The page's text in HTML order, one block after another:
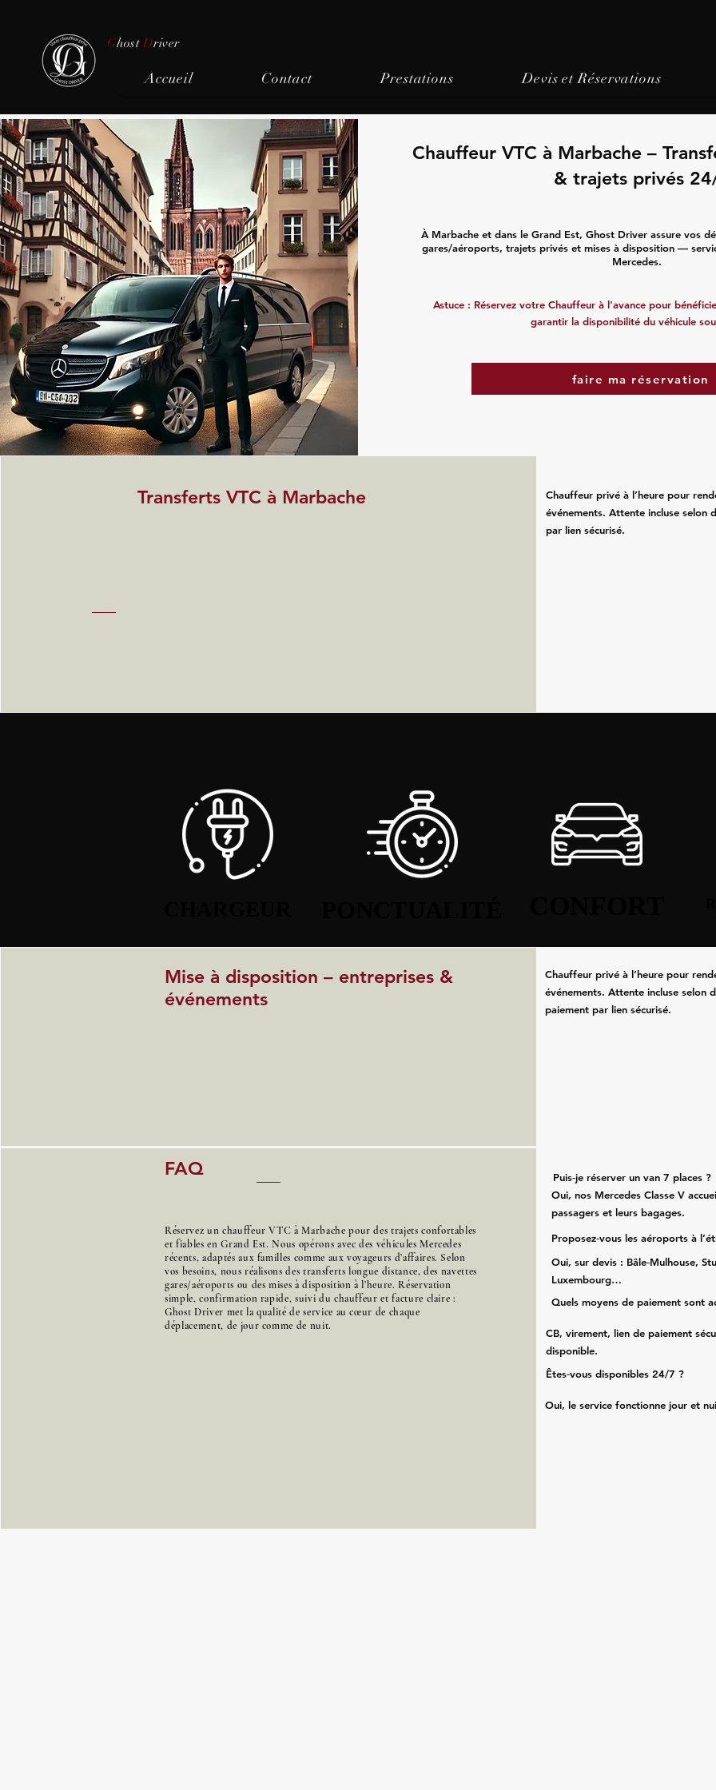
Ghost Driver
Accueil Contact Prestations Devis et Réservations
Chauffeur VTC à Marbache –
& trajets privés
À Marbache et dans le Grand Est, Ghost Driver assure vos
gares/aéroports, trajets privés et mises à disposition —
Mercedes.
Astuce : Réservez votre Chauffeur à l'avance pour
garantir la disponibilité du véhicule
faire ma réservation
Transferts VTC à Marbache
Chauffeur privé à l’heure pour
événements. Attente incluse selon
par lien sécurisé.
Mise à disposition – entreprises &
événements
Chauffeur privé à l’heure pour
événements. Attente incluse selon
paiement par lien sécurisé.
FAQ
Réservez un chauffeur VTC à Marbache pour des trajets confortables
et fiables en Grand Est. Nous opérons avec des véhicules Mercedes
récents, adaptés aux familles comme aux voyageurs d’affaires. Selon
vos besoins, nous réalisons des transferts longue distance, des navettes
gares/aéroports ou des mises à disposition à l’heure. Réservation
simple, confirmation rapide, suivi du chauffeur et facture claire :
Ghost Driver met la qualité de service au cœur de chaque
déplacement, de jour comme de nuit.
Puis‑je réserver un van 7 places ?
Oui, nos Mercedes Classe V
passagers et leurs bagages.
Proposez‑vous les aéroports à
Oui, sur devis : Bâle‑Mulhouse,
Luxembourg…
Quels moyens de paiement sont
CB, virement, lien de paiement
disponible.
Êtes‑vous disponibles 24/7 ?
Oui, le service fonctionne jour et